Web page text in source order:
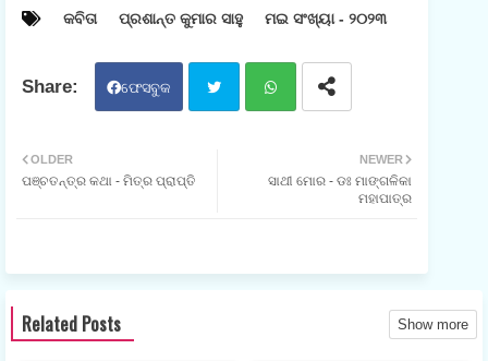
କବିତା ପ୍ରଶାନ୍ତ କୁମାର ସାହୁ ମଇ ସଂଖ୍ୟା - ୨୦୨୩
ଫେସବୁକ
ଟସ
NEWER
ସାଥୀ ମୋର - ଡଃ ମାଙ୍ଗଳିକା
ମହାପାତ୍ର
OLDER
ପଞ୍ଚତନ୍ତ୍ର କଥା - ମିତ୍ର ପ୍ରାପ୍ତି
Related Posts Show more